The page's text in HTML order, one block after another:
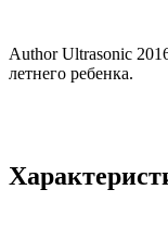
Author Ultrasonic
летнего ребенка.